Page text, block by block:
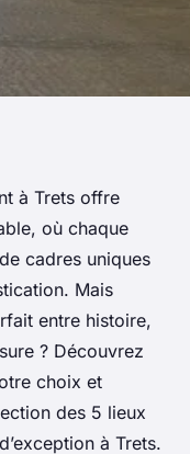
pour
trets
à Trets offre
où chaque
cadres uniques
Mais
entre histoire,
? Découvrez
choix et
des 5 lieux
à Trets.